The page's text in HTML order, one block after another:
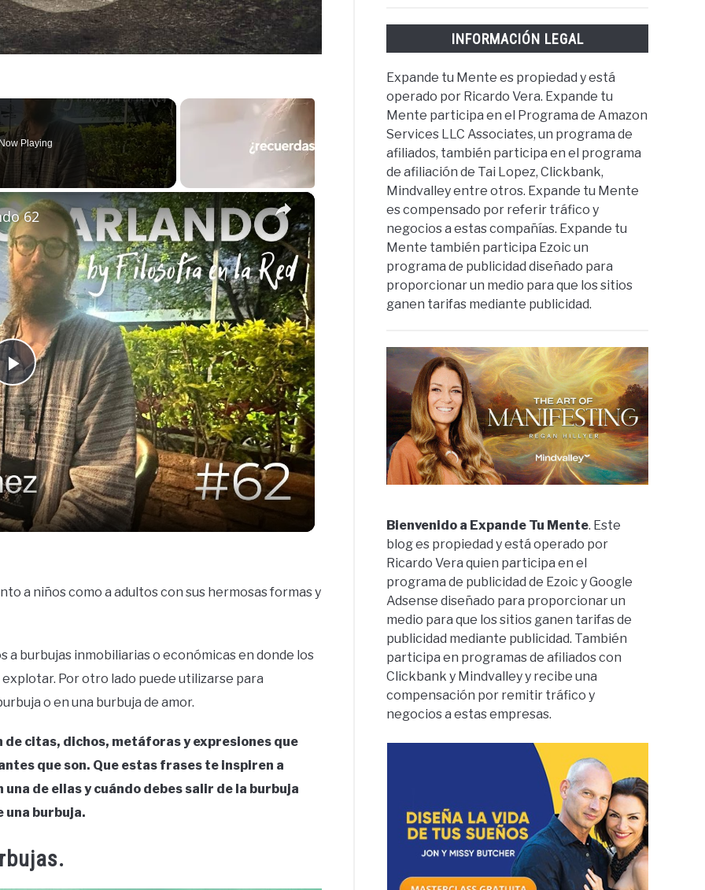
Playing
×
Play
Video
62
a niños como a adultos con sus hermosas formas y
burbujas inmobiliarias o económicas en donde los
Por otro lado puede utilizarse para
o en una burbuja de amor.
citas, dichos, metáforas y expresiones que
que son. Que estas frases te inspiren a
de ellas y cuándo debes salir de la burbuja
una burbuja.
INFORMACIÓN LEGAL
Expande tu Mente es propiedad y está
operado por Ricardo Vera. Expande tu
Mente participa en el Programa de Amazon
Services LLC Associates, un programa de
afiliados, también participa en el programa
de afiliación de Tai Lopez, Clickbank,
Mindvalley entre otros. Expande tu Mente
es compensado por referir tráfico y
negocios a estas compañías. Expande tu
Mente también participa Ezoic un
programa de publicidad diseñado para
proporcionar un medio para que los sitios
ganen tarifas mediante publicidad.
Bienvenido a Expande Tu Mente. Este
blog es propiedad y está operado por
Ricardo Vera quien participa en el
programa de publicidad de Ezoic y Google
Adsense diseñado para proporcionar un
medio para que los sitios ganen tarifas de
publicidad mediante publicidad. También
participa en programas de afiliados con
Clickbank y Mindvalley y recibe una
compensación por remitir tráfico y
negocios a estas empresas.